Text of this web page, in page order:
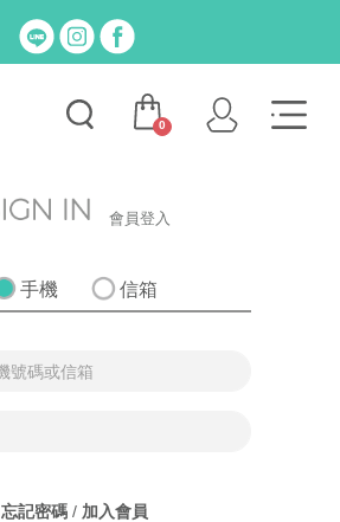
0
會員登入
手機 信箱
忘記密碼 / 加入會員